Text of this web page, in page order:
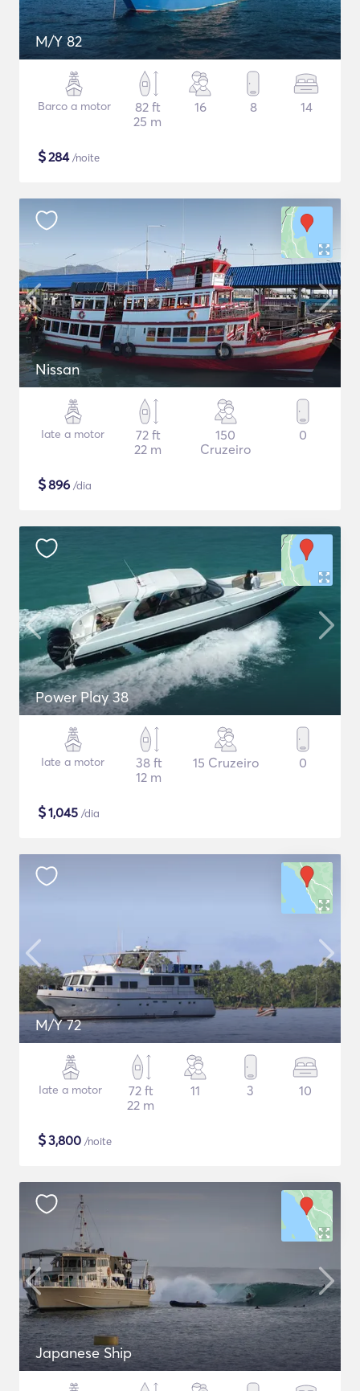
M/Y 82
Barco a motor
82 ft
25 m
16 8 14
$284/noite
Nissan
Iate a motor
72 ft
22 m
150
Cruzeiro
0
$896 /dia
Power Play 38
Iate a motor
38 ft
12 m
15 Cruzeiro 0
$1,045 /dia
M/Y 72
Iate a motor
72 ft
22 m
11 3 10
$3,800 /noite
Japanese Ship